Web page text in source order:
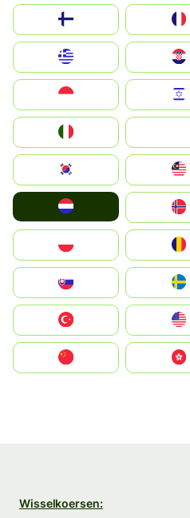
United Kingdom
Magyarország
South Korea
United States
中國香港特別行政區
Wisselkoersen: